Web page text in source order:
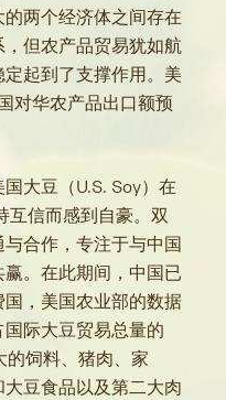
两个经济体之间存在
但农产品贸易犹如航
起到了支撑作用。美
对华农产品出口额预
大豆（U.S. Soy）在
互信而感到自豪。双
合作，专注于与中国
。在此期间，中国已
，美国农业部的数据
际大豆贸易总量的
饲料、猪肉、家
豆食品以及第二大肉